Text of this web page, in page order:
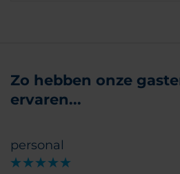
Zo hebben onze
ervaren...
personal